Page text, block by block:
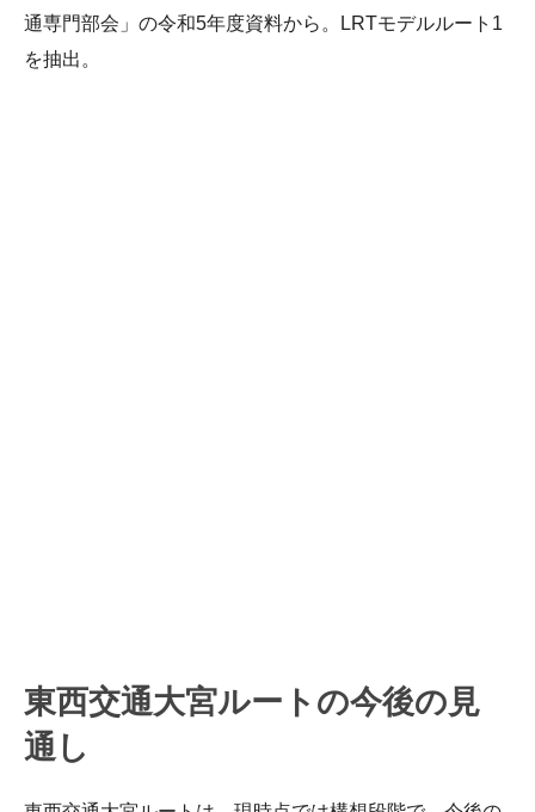
通専門部会」の令和5年度資料から。LRTモデルルート1
を抽出。
東西交通大宮ルートの今後の見
通し